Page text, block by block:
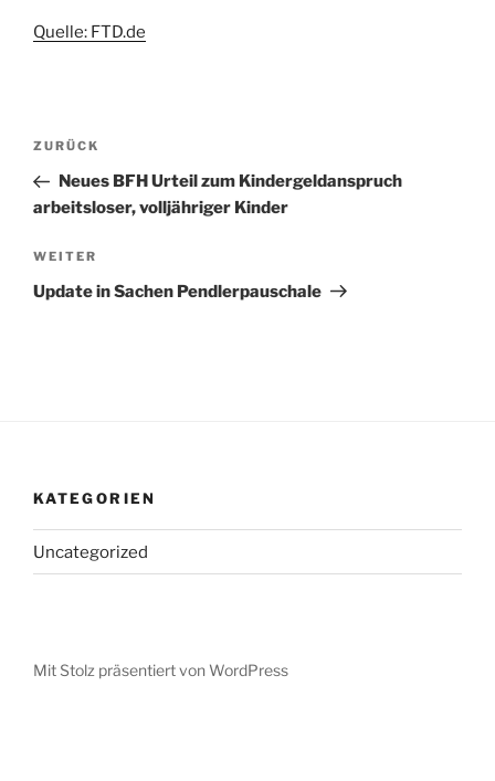
Quelle: FTD.de
Beitragsnavigation
Vorheriger
Beitrag
ZURÜCK
Neues BFH Urteil zum Kindergeldanspruch
arbeitsloser, volljähriger Kinder
Nächster
Beitrag
WEITER
Update in Sachen Pendlerpauschale
KATEGORIEN
Uncategorized
Mit Stolz präsentiert von WordPress